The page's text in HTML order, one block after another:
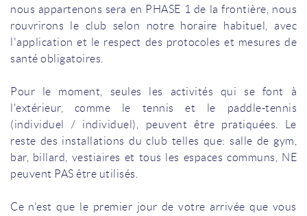
nous appartenons sera en PHASE 1 de la frontière, nous
rouvrirons le club selon notre horaire habituel, avec
l'application et le respect des protocoles et mesures de
santé obligatoires.
Pour le moment, seules les activités qui se font à
l'extérieur, comme le tennis et le paddle-tennis
(individuel / individuel), peuvent être pratiquées. Le
reste des installations du club telles que: salle de gym,
bar, billard, vestiaires et tous les espaces communs, NE
peuvent PAS être utilisés.
Ce n'est que le premier jour de votre arrivée que vous